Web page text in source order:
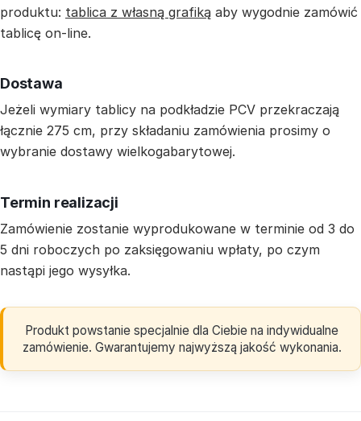
produktu: tablica z własną grafiką aby wygodnie zamówić
tablicę on-line.
Dostawa
Jeżeli wymiary tablicy na podkładzie PCV przekraczają
łącznie 275 cm, przy składaniu zamówienia prosimy o
wybranie dostawy wielkogabarytowej.
Termin realizacji
Zamówienie zostanie wyprodukowane w terminie od 3 do
5 dni roboczych po zaksięgowaniu wpłaty, po czym
nastąpi jego wysyłka.
Produkt powstanie specjalnie dla Ciebie na indywidualne
zamówienie. Gwarantujemy najwyższą jakość wykonania.